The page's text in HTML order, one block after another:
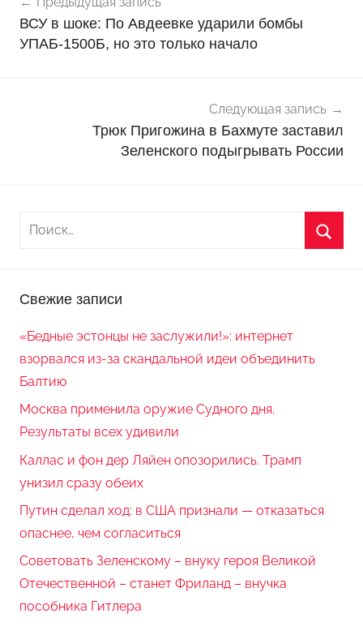
о
в
о
по
записям
ВСУ в шоке: По Авдеевке ударили бомбы
УПАБ-1500Б, но это только начало
Следующая запись
Трюк Пригожина в Бахмуте заставил
Зеленского подыгрывать России
Свежие записи
«Бедные эстонцы не заслужили!»: интернет
взорвался из-за скандальной идеи объединить
Балтию
Москва применила оружие Судного дня.
Результаты всех удивили
Каллас и фон дер Ляйен опозорились. Трамп
унизил сразу обеих
Путин сделал ход: в США признали — отказаться
опаснее, чем согласиться
Советовать Зеленскому – внуку героя Великой
Отечественной – станет Фриланд – внучка
пособника Гитлера